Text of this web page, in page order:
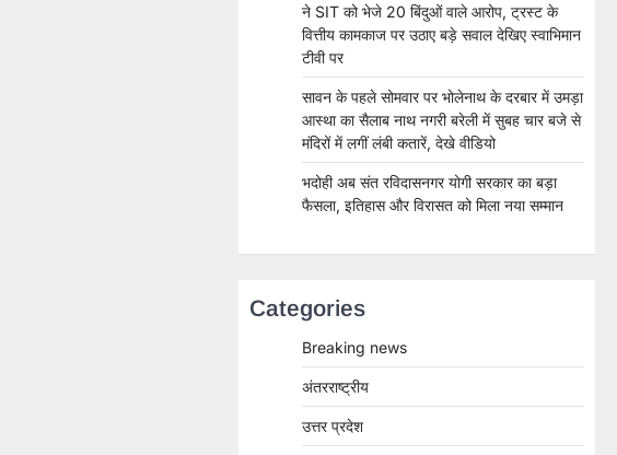
ने SIT को भेजे 20 बिंदुओं वाले आरोप, ट्रस्ट के
वित्तीय कामकाज पर उठाए बड़े सवाल देखिए स्वाभिमान
टीवी पर
सावन के पहले सोमवार पर भोलेनाथ के दरबार में उमड़ा
आस्था का सैलाब नाथ नगरी बरेली में सुबह चार बजे से
मंदिरों में लगीं लंबी कतारें, देखे वीडियो
भदोही अब संत रविदासनगर योगी सरकार का बड़ा
फैसला, इतिहास और विरासत को मिला नया सम्मान
Categories
Breaking news
अंतरराष्ट्रीय
उत्तर प्रदेश